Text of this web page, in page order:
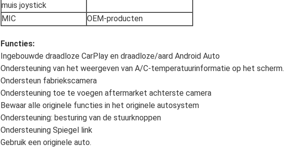
muis joystick
MIC OEM-producten
Functies:
Ingebouwde draadloze CarPlay en draadloze/aard Android Auto
Ondersteuning van het weergeven van A/C-temperatuurinformatie op het scherm.
Ondersteun fabriekscamera
Ondersteuning toe te voegen aftermarket achterste camera
Bewaar alle originele functies in het originele autosystem
Ondersteuning: besturing van de stuurknoppen
Ondersteuning Spiegel link
Gebruik een originele auto.